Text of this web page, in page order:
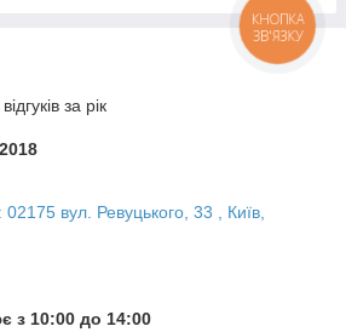
за рік
вул. Ревуцького, 33 , Київ,
з 10:00 до 14:00
КНОПКА
ЗВ'ЯЗКУ